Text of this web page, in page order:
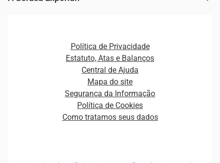
Plataformas e Motores de decisão
Ver todo o conteúdo
Curso Gratuito de Saúde Financeira
Empreendedorismo
Estudos e Pesquisas
Distribuidores e representantes
Estrutura Organizacional
Sala de Imprensa
Política de Privacidade
Estatuto, Atas e Balanços
Central de Ajuda
Mapa do site
Segurança da Informação
Política de Cookies
Como tratamos seus dados